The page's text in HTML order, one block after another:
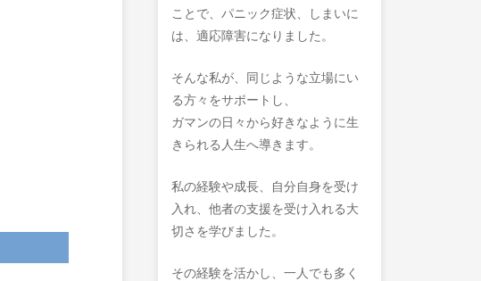
ことで、パニック症状、しまいに
は、適応障害になりました。
そんな私が、同じような立場にい
る方々をサポートし、
ガマンの日々から好きなように生
きられる人生へ導きます。
私の経験や成長、自分自身を受け
入れ、他者の支援を受け入れる大
切さを学びました。
その経験を活かし、一人でも多く